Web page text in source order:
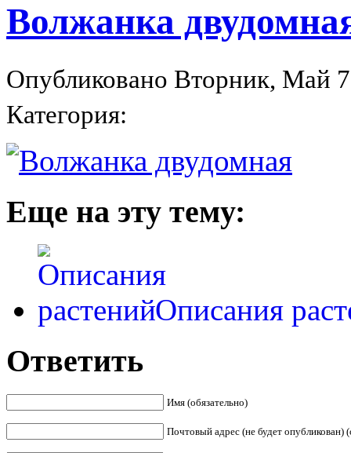
Волжанка
Опубликовано Вторник, Май
Категория:
Еще на эту тему:
Описания
Ответить
Имя (обязательно)
Почтовый адрес (не будет опубликован)